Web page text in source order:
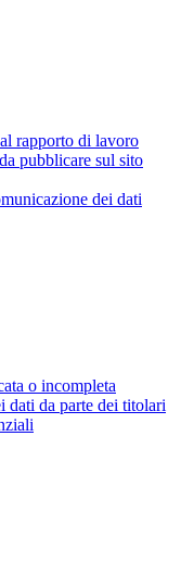
rapporto di lavoro
pubblicare sul sito
dei dati
o incompleta
dati da parte dei titolari